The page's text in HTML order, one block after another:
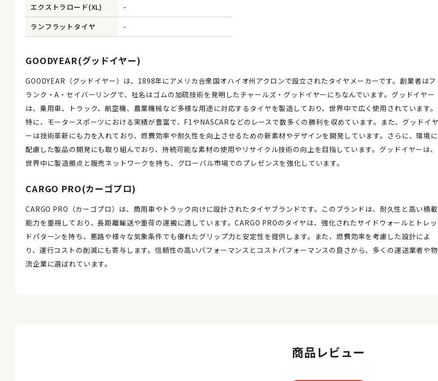
エクストラロード(XL)
-
ランフラットタイヤ
-
GOODYEAR(グッドイヤー)
GOODYEAR（グッドイヤー）は、1898年にアメリカ合衆国オハイオ州アクロンで設立されたタイヤメーカーです。創業者はフ
ランク・A・セイバーリングで、社名はゴムの加硫技術を発明したチャールズ・グッドイヤーにちなんでいます。グッドイヤー
は、乗用車、トラック、航空機、農業機械など多様な用途に対応するタイヤを製造しており、世界中で広く使用されています。
特に、モータースポーツにおける実績が豊富で、F1やNASCARなどのレースで数多くの勝利を収めています。また、グッドイ
ーは技術革新にも力を入れており、燃費効率や耐久性を向上させるための新素材やデザインを開発しています。さらに、環境に
配慮した製品の開発にも取り組んでおり、持続可能な素材の使用やリサイクル技術の向上を目指しています。グッドイヤーは、
世界中に製造拠点と販売ネットワークを持ち、グローバル市場でのプレゼンスを強化しています。
CARGO PRO(カーゴプロ)
CARGO PRO（カーゴプロ）は、商用車やトラック向けに設計されたタイヤブランドです。このブランドは、耐久性と高い積載
能力を重視しており、長距離輸送や重荷の運搬に適しています。CARGO PROのタイヤは、強化されたサイドウォールとトレッ
ドパターンを持ち、悪路や様々な気象条件でも優れたグリップ力と安定性を提供します。また、燃費効率を考慮した設計によ
り、運行コストの削減にも寄与します。信頼性の高いパフォーマンスとコストパフォーマンスの良さから、多くの運送業者や物
流企業に選ばれています。
商品レビュー